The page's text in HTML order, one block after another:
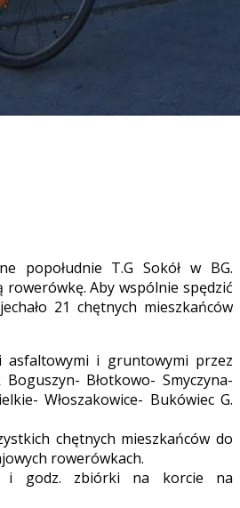
popołudnie T.G Sokół w BG.
rowerówkę. Aby wspólnie spędzić
21 chętnych mieszkańców
asfaltowymi i gruntowymi przez
Błotkowo- Smyczyna-
Włoszakowice- Bukówiec G.
chętnych mieszkańców do
rowerówkach.
i godz. zbiórki na korcie na